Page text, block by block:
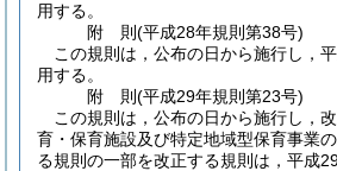
用する。
附 則(平成28年規則第38号)
この規則は，公布の日から施行し，
用する。
附 則(平成29年規則第23号)
この規則は，公布の日から施行し，
育・保育施設及び特定地域型保育事業
る規則の一部を改正する規則は，平成